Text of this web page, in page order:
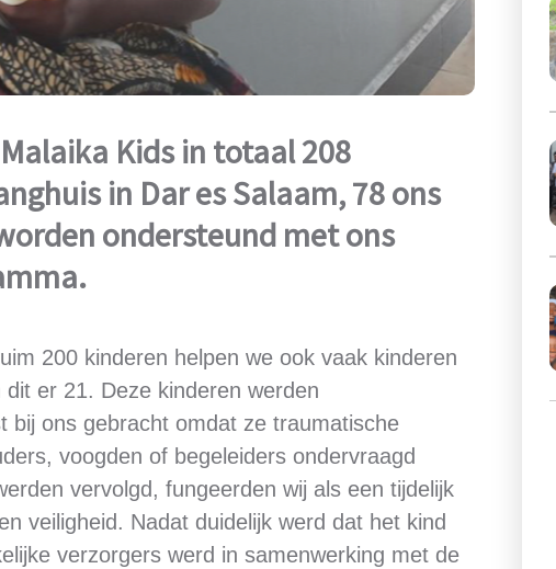
Kids in totaal 208
in Dar es Salaam, 78 ons
ondersteund met ons
200 kinderen helpen we ook vaak kinderen
er 21. Deze kinderen werden
bij ons gebracht omdat ze traumatische
voogden of begeleiders ondervraagd
vervolgd, fungeerden wij als een tijdelijk
veiligheid. Nadat duidelijk werd dat het kind
verzorgers werd in samenwerking met de